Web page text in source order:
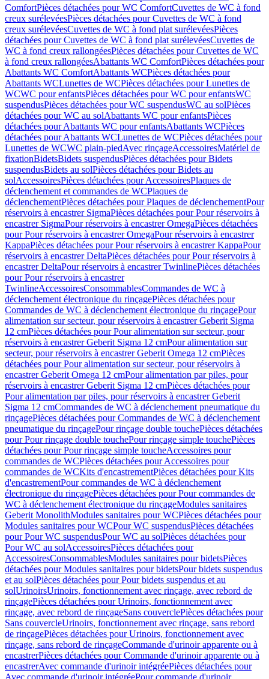
ComfortPièces détachées pour WC ComfortCuvettes de WC à fond
creux surélevéesPièces détachées pour Cuvettes de WC à fond
creux surélevéesCuvettes de WC à fond plat surélevéesPièces
détachées pour Cuvettes de WC à fond plat surélevéesCuvettes de
WC à fond creux rallongéesPièces détachées pour Cuvettes de WC
à fond creux rallongéesAbattants WC ComfortPièces détachées pour
Abattants WC ComfortAbattants WCPièces détachées pour
Abattants WCLunettes de WCPièces détachées pour Lunettes de
WCWC pour enfantsPièces détachées pour WC pour enfantsWC
suspendusPièces détachées pour WC suspendusWC au solPièces
détachées pour WC au solAbattants WC pour enfantsPièces
détachées pour Abattants WC pour enfantsAbattants WCPièces
détachées pour Abattants WCLunettes de WCPièces détachées pour
Lunettes de WCWC plain-piedAvec rinçageAccessoiresMatériel de
fixationBidetsBidets suspendusPièces détachées pour Bidets
suspendusBidets au solPièces détachées pour Bidets au
solAccessoiresPièces détachées pour AccessoiresPlaques de
déclenchement et commandes de WCPlaques de
déclenchementPièces détachées pour Plaques de déclenchementPour
réservoirs à encastrer SigmaPièces détachées pour Pour réservoirs à
encastrer SigmaPour réservoirs à encastrer OmegaPièces détachées
pour Pour réservoirs à encastrer OmegaPour réservoirs à encastrer
KappaPièces détachées pour Pour réservoirs à encastrer KappaPour
réservoirs à encastrer DeltaPièces détachées pour Pour réservoirs à
encastrer DeltaPour réservoirs à encastrer TwinlinePièces détachées
pour Pour réservoirs à encastrer
TwinlineAccessoiresConsommablesCommandes de WC à
déclenchement électronique du rinçagePièces détachées pour
Commandes de WC à déclenchement électronique du rinçagePour
alimentation sur secteur, pour réservoirs à encastrer Geberit Sigma
12 cmPièces détachées pour Pour alimentation sur secteur, pour
réservoirs à encastrer Geberit Sigma 12 cmPour alimentation sur
secteur, pour réservoirs à encastrer Geberit Omega 12 cmPièces
détachées pour Pour alimentation sur secteur, pour réservoirs à
encastrer Geberit Omega 12 cmPour alimentation par piles, pour
réservoirs à encastrer Geberit Sigma 12 cmPièces détachées pour
Pour alimentation par piles, pour réservoirs à encastrer Geberit
Sigma 12 cmCommandes de WC à déclenchement pneumatique du
rinçagePièces détachées pour Commandes de WC à déclenchement
pneumatique du rinçagePour rinçage double touchePièces détachées
pour Pour rinçage double touchePour rinçage simple touchePièces
détachées pour Pour rinçage simple toucheAccessoires pour
commandes de WCPièces détachées pour Accessoires pour
commandes de WCKits d'encastrementPièces détachées pour Kits
d'encastrementPour commandes de WC à déclenchement
électronique du rinçagePièces détachées pour Pour commandes de
WC à déclenchement électronique du rinçageModules sanitaires
Geberit MonolithModules sanitaires pour WCPièces détachées pour
Modules sanitaires pour WCPour WC suspendusPièces détachées
pour Pour WC suspendusPour WC au solPièces détachées pour
Pour WC au solAccessoiresPièces détachées pour
AccessoiresConsommablesModules sanitaires pour bidetsPièces
détachées pour Modules sanitaires pour bidetsPour bidets suspendus
et au solPièces détachées pour Pour bidets suspendus et au
solUrinoirsUrinoirs, fonctionnement avec rinçage, avec rebord de
rinçagePièces détachées pour Urinoirs, fonctionnement avec
rinçage, avec rebord de rinçageSans couverclePièces détachées pour
Sans couvercleUrinoirs, fonctionnement avec rinçage, sans rebord
de rinçagePièces détachées pour Urinoirs, fonctionnement avec
rinçage, sans rebord de rinçageCommande d'urinoir apparente ou à
encastrerPièces détachées pour Commande d'urinoir apparente ou à
encastrerAvec commande d'urinoir intégréePièces détachées pour
Avec commande d'urinoir intégréePour commande d'urinoir